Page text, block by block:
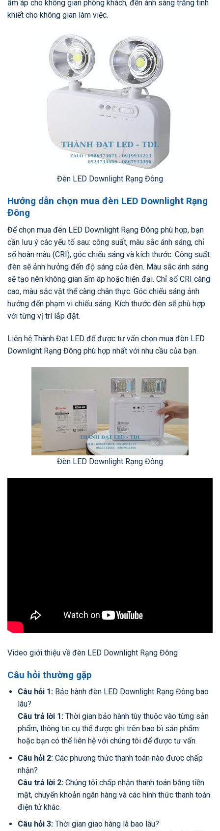
ấm áp cho không gian phòng khách, đến ánh sáng trắng tinh
khiết cho không gian làm việc.
Đèn LED Downlight Rạng Đông
Hướng dẫn chọn mua đèn LED Downlight Rạng
Đông
Để chọn mua đèn LED Downlight Rạng Đông phù hợp, bạn
cần lưu ý các yếu tố sau: công suất, màu sắc ánh sáng, chỉ
số hoàn màu (CRI), góc chiếu sáng và kích thước. Công suất
đèn sẽ ảnh hưởng đến độ sáng của đèn. Màu sắc ánh sáng
sẽ tạo nên không gian ấm áp hoặc hiện đại. Chỉ số CRI càng
cao, màu sắc vật thể càng chân thực. Góc chiếu sáng ảnh
hưởng đến phạm vi chiếu sáng. Kích thước đèn sẽ phù hợp
với từng vị trí lắp đặt.
Liên hệ Thành Đạt LED để được tư vấn chọn mua đèn LED
Downlight Rạng Đông phù hợp nhất với nhu cầu của bạn.
Đèn LED Downlight Rạng Đông
Video giới thiệu về đèn LED Downlight Rạng Đông
Câu hỏi thường gặp
Câu hỏi 1:Bảo hành đèn LED Downlight Rạng Đông bao
lâu?
Câu trả lời 1:Thời gian bảo hành tùy thuộc vào từng sản
phẩm, thông tin cụ thể được ghi trên bao bì sản phẩm
hoặc bạn có thể liên hệ với chúng tôi để được tư vấn.
Câu hỏi 2:Các phương thức thanh toán nào được chấp
nhận?
Câu trả lời 2:Chúng tôi chấp nhận thanh toán bằng tiền
mặt, chuyển khoản ngân hàng và các hình thức thanh toán
điện tử khác.
Câu hỏi 3:Thời gian giao hàng là bao lâu?